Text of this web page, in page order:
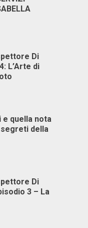
Di
L’Arte di
e quella nota
della
Di
3 – La